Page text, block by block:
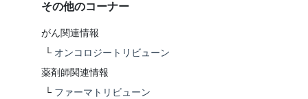
その他のコーナー
がん関連情報
└ オンコロジートリビューン
薬剤師関連情報
└ ファーマトリビューン